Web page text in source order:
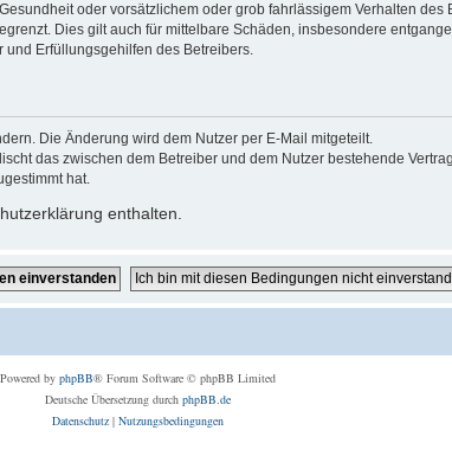
oder vorsätzlichem oder grob fahrlässigem Verhalten
Dies gilt auch für mittelbare Schäden, insbesondere
und Erfüllungsgehilfen des Betreibers.
Die Änderung wird dem Nutzer per E-Mail mitgeteilt.
das zwischen dem Betreiber und dem Nutzer bestehende
hat.
enthalten.
Powered by phpBB® Forum Software © phpBB Limited
Deutsche Übersetzung durch phpBB.de
Datenschutz| Nutzungsbedingungen